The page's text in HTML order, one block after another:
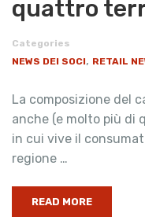
quattro
Categories
NEWS DEI SOCI, RETAIL
La composizione del
anche (e molto più di
in cui vive il
regione …
READ MORE